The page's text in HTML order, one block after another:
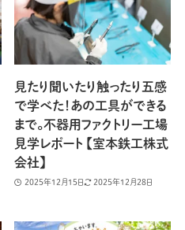
見たり聞いたり触ったり五感
で学べた！あの工具ができる
まで。不器用ファクトリー工場
見学レポート 【室本鉄工株式
会社】
2025年12月15日 2025年12月28日